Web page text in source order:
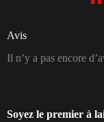
Avis
Il n’y a pas encore
Soyez le premier à